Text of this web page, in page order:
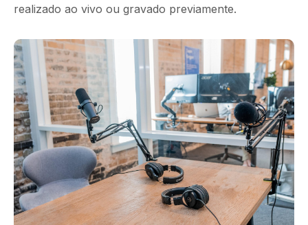
realizado ao vivo ou gravado previamente.